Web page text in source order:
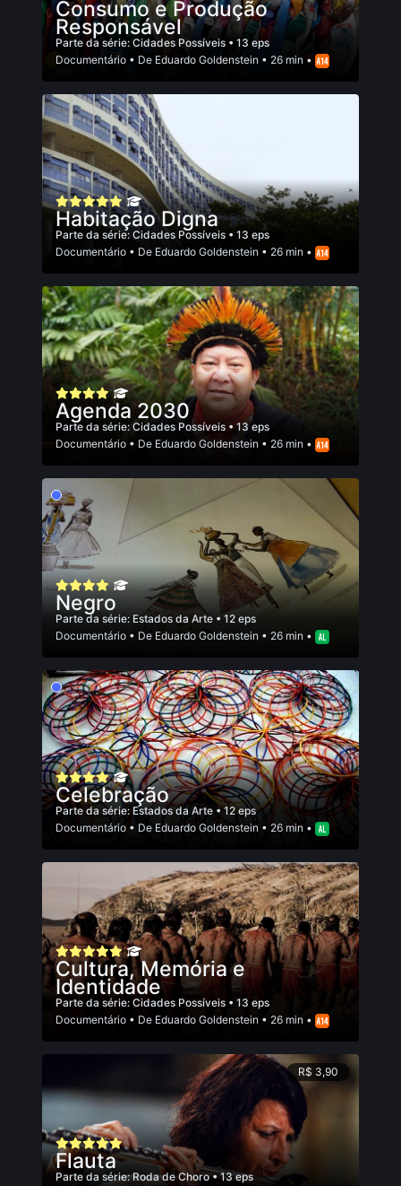
Consumo e Produção
Responsável
Parte da série: Cidades Possíveis • 13 eps
Documentário • De Eduardo Goldenstein • 26 min •
Habitação Digna
Parte da série: Cidades Possíveis • 13 eps
Documentário • De Eduardo Goldenstein • 26 min •
Agenda 2030
Parte da série: Cidades Possíveis • 13 eps
Documentário • De Eduardo Goldenstein • 26 min •
Negro
Parte da série: Estados da Arte • 12 eps
Documentário • De Eduardo Goldenstein • 26 min •
Celebração
Parte da série: Estados da Arte • 12 eps
Documentário • De Eduardo Goldenstein • 26 min •
Cultura, Memória e
Identidade
Parte da série: Cidades Possíveis • 13 eps
Documentário • De Eduardo Goldenstein • 26 min •
R$ 3,90
Flauta
Parte da série:Roda de Choro• 13 eps